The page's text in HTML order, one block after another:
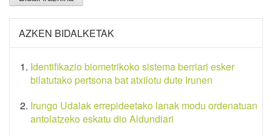
AZKEN BIDALKETAK
Identifikazio biometrikoko sistema berriari esker
bilatutako pertsona bat atxilotu dute Irunen
Irungo Udalak errepideetako lanak modu ordenatuan
antolatzeko eskatu dio Aldundiari